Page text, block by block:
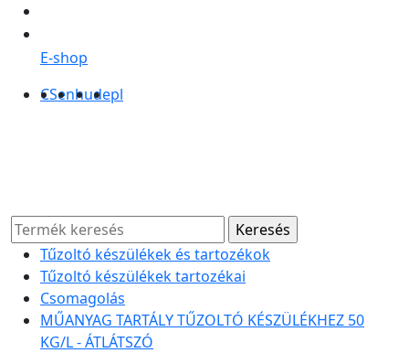
E-shop
CSenhudepl
Tűzoltó készülékek és tartozékok
Tűzoltó készülékek tartozékai
Csomagolás
MŰANYAG TARTÁLY TŰZOLTÓ KÉSZÜLÉKHEZ 50
KG/L - ÁTLÁTSZÓ